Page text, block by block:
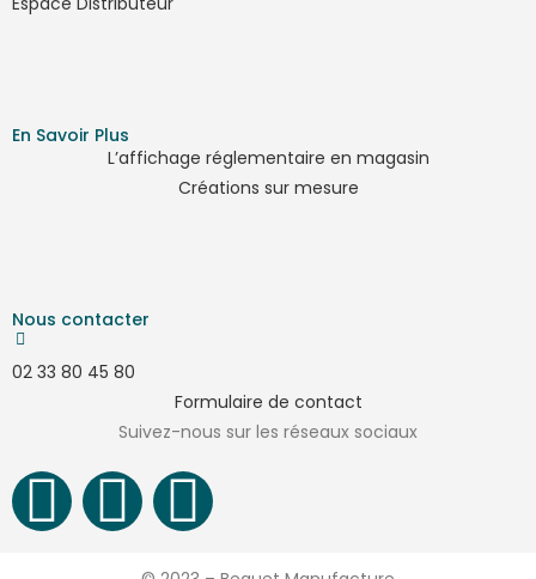
En Savoir Plus
L’affichage réglementaire en magasin
Créations sur mesure
Nous contacter
02 33 80 45 80
Formulaire de contact
Suivez-nous sur les réseaux sociaux